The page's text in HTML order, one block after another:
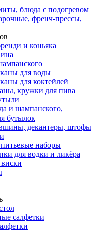
блюда с подогревом
френч-прессы,
и коньяка
для воды
для коктейлей
кружки для пива
и шампанского,
бутылок
декантеры, штофы
наборы
для водки и ликёра
салфетки